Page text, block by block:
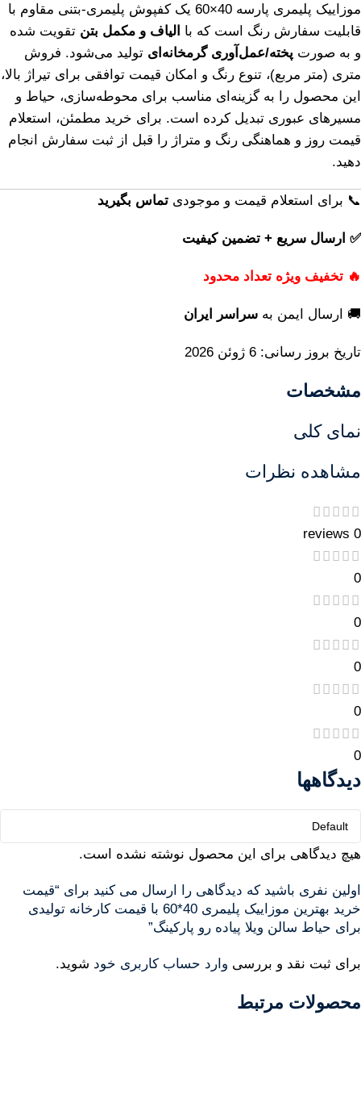
موزاییک پلیمری پارسه 40×60 یک کفپوش پلیمری-بتنی مقاوم با
قابلیت سفارش رنگ است که با الیاف و مکمل بتن تقویت شده
و به صورت پخته/عمل‌آوری گرمخانه‌ای تولید می‌شود. فروش
متری (متر مربع)، تنوع رنگ و امکان قیمت توافقی برای تیراژ بالا،
این محصول را به گزینه‌ای مناسب برای محوطه‌سازی، حیاط و
مسیرهای عبوری تبدیل کرده است. برای خرید مطمئن، استعلام
قیمت روز و هماهنگی رنگ و متراژ را قبل از ثبت سفارش انجام
دهید.
📞 برای استعلام قیمت و موجودی تماس بگیرید
✅ ارسال سریع + تضمین کیفیت
🔥 تخفیف ویژه تعداد محدود
🚚 ارسال ایمن به سراسر ایران
تاریخ بروز رسانی: 6 ژوئن 2026
مشخصات
نمای کلی
مشاهده نظرات
0 reviews
0
0
0
0
0
دیدگاهها
هیچ دیدگاهی برای این محصول نوشته نشده است.
اولین نفری باشید که دیدگاهی را ارسال می کنید برای “قیمت
خرید بهترین موزاییک پلیمری 40*60 با قیمت کارخانه تولیدی
برای حیاط سالن ویلا پیاده رو پارکینگ”
برای ثبت نقد و بررسی وارد حساب کاربری خود شوید.
محصولات مرتبط